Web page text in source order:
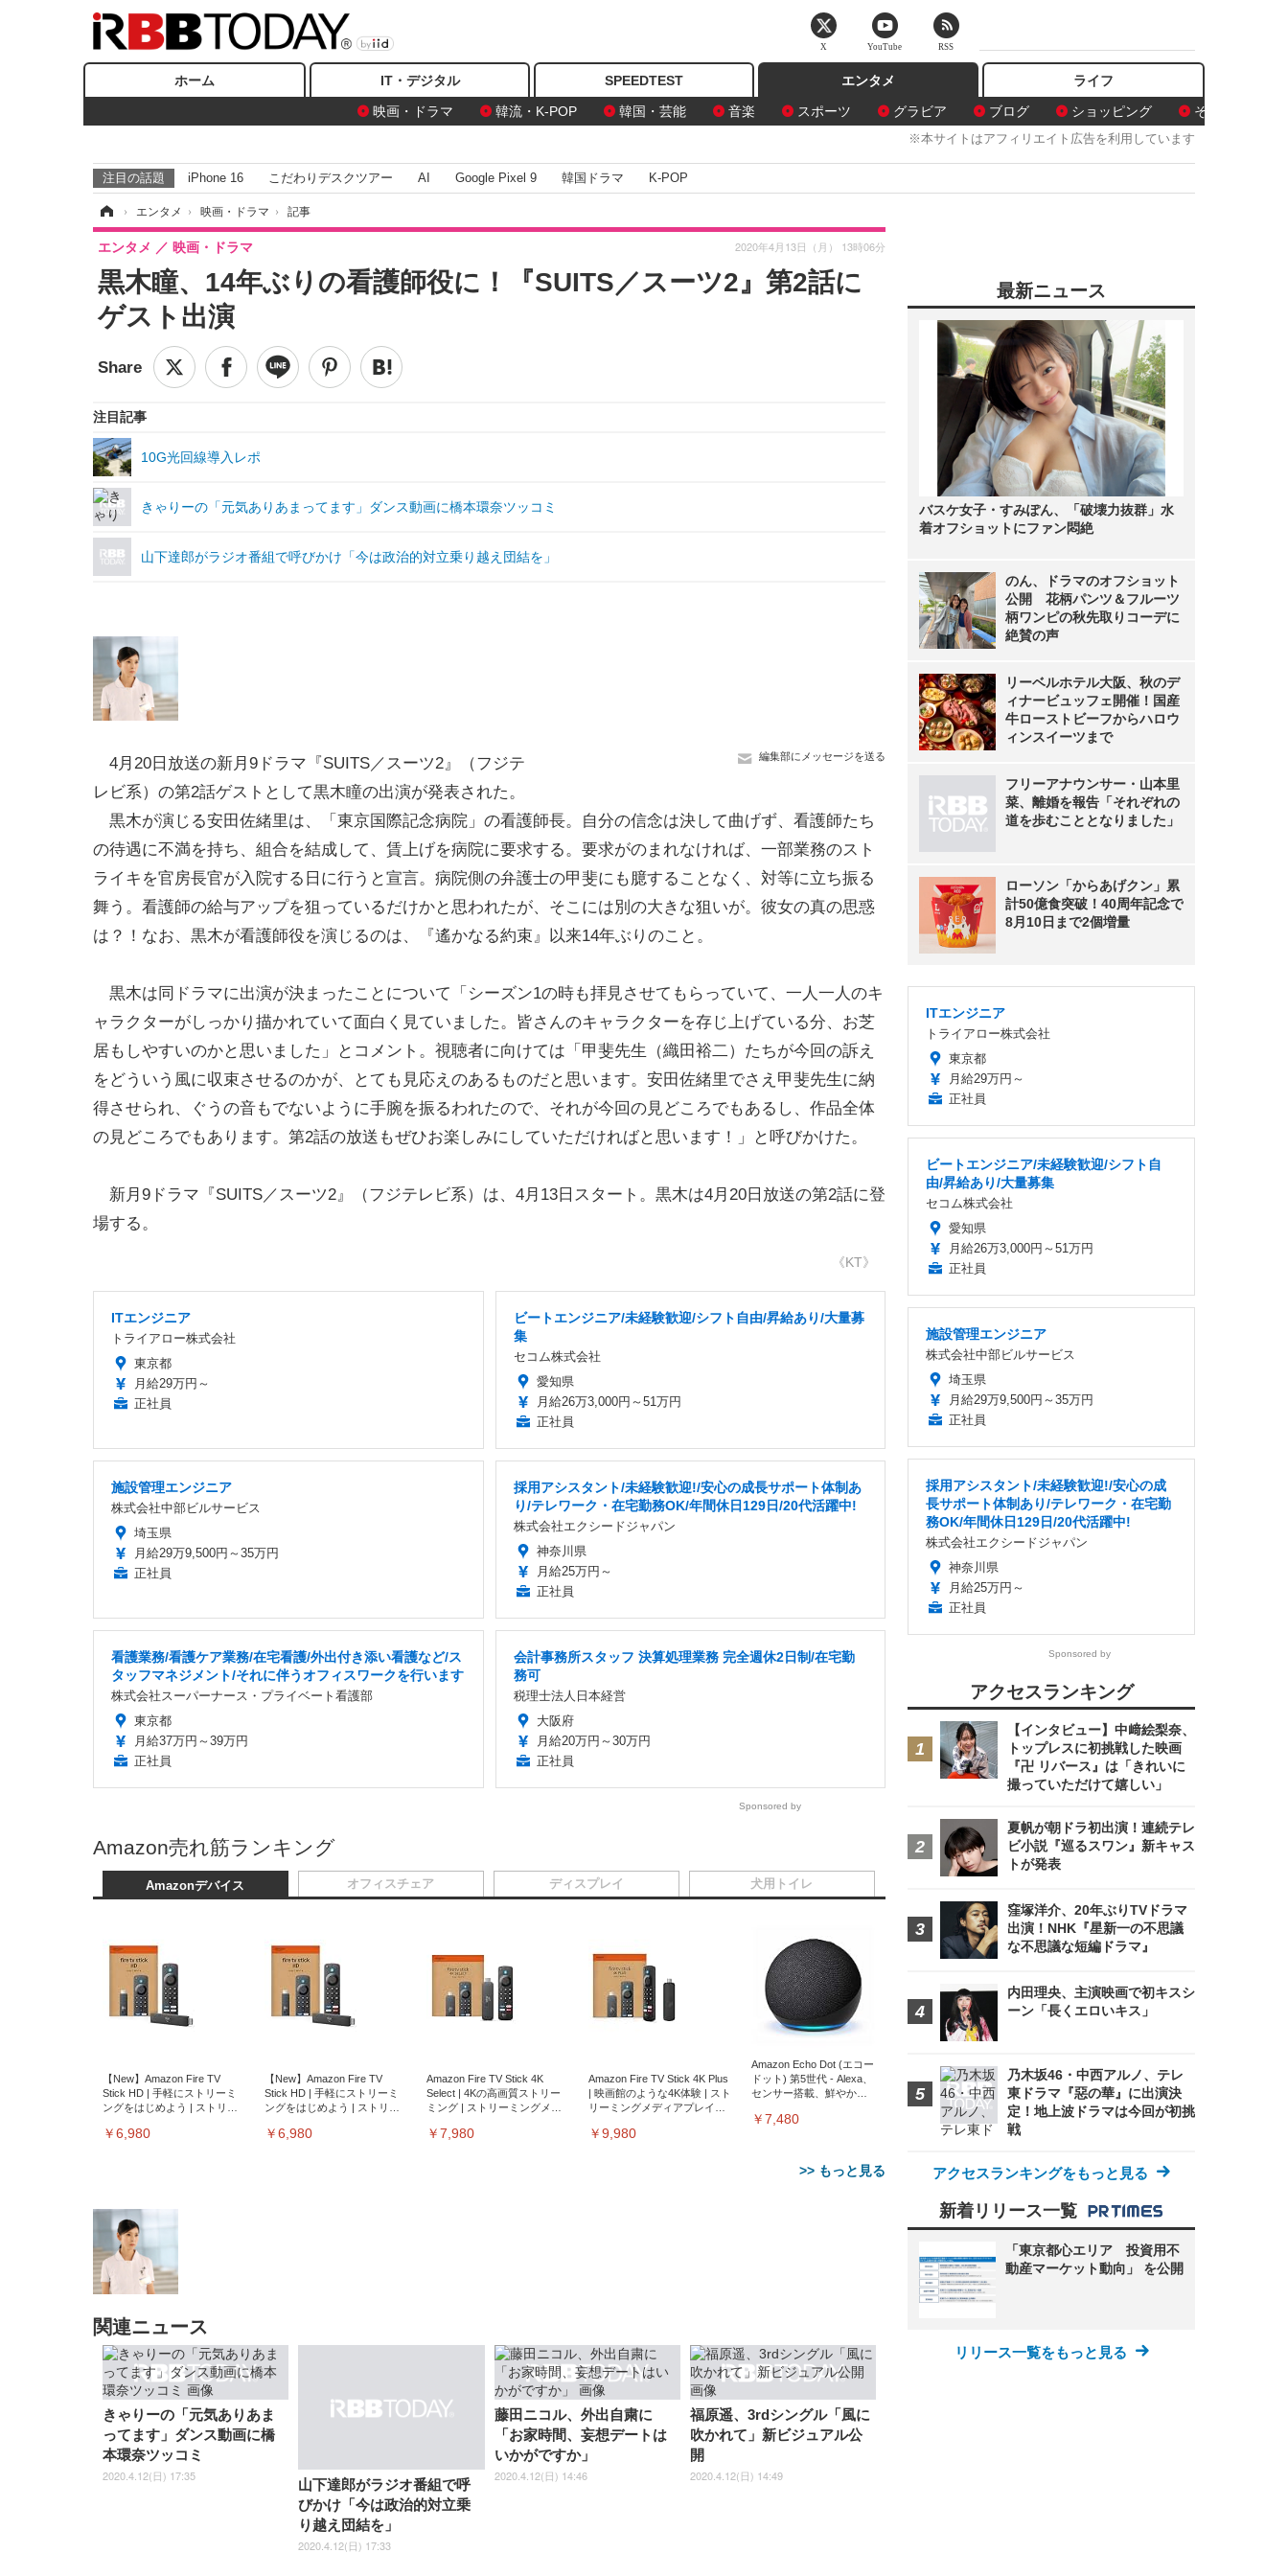
ホーム IT・デジタル SPEEDTEST
エンタメ
映画・ドラマ
韓流・K-POP 韓国・芸能 音楽 スポーツ グラビア ブログ ショッピング その他
ライフ
※本サイトはアフィリエイト広告を利用しています
注目の話題 iPhone 16 こだわりデスクツアー AI Google Pixel 9 韓国ドラマ K-POP
› エンタメ › 映画・ドラマ › 記事
黒木瞳、14年ぶりの看護師役に！『SUITS／スーツ2』第2話に
ゲスト出演
エンタメ 映画・ドラマ 2020年4月13日（月） 13時06分
注目記事
10G光回線導入レポ
きゃりーの「元気ありあまってます」ダンス動画に橋本環奈ツッコミ
山下達郎がラジオ番組で呼びかけ「今は政治的対立乗り越え団結を」
編集部にメッセージを送る
4月20日放送の新月9ドラマ『SUITS／スーツ2』（フジテ
レビ系）の第2話ゲストとして黒木瞳の出演が発表された。
黒木が演じる安田佐緒里は、「東京国際記念病院」の看護師長。自分の信念は決して曲げず、看護師たち
の待遇に不満を持ち、組合を結成して、賃上げを病院に要求する。要求がのまれなければ、一部業務のスト
ライキを官房長官が入院する日に行うと宣言。病院側の弁護士の甲斐にも臆することなく、対等に立ち振る
舞う。看護師の給与アップを狙っているだけかと思われたが、そこには別の大きな狙いが。彼女の真の思惑
は？！なお、黒木が看護師役を演じるのは、『遙かなる約束』以来14年ぶりのこと。
黒木は同ドラマに出演が決まったことについて「シーズン1の時も拝見させてもらっていて、一人一人のキ
ャラクターがしっかり描かれていて面白く見ていました。皆さんのキャラクターを存じ上げている分、お芝
居もしやすいのかと思いました」とコメント。視聴者に向けては「甲斐先生（織田裕二）たちが今回の訴え
をどういう風に収束させるのかが、とても見応えのあるものだと思います。安田佐緒里でさえ甲斐先生に納
得させられ、ぐうの音もでないように手腕を振るわれたので、それが今回の見どころでもあるし、作品全体
の見どころでもあります。第2話の放送もぜひお楽しみにしていただければと思います！」と呼びかけた。
新月9ドラマ『SUITS／スーツ2』（フジテレビ系）は、4月13日スタート。黒木は4月20日放送の第2話に登
場する。
《KT》
ITエンジニア
トライアロー株式会社
東京都
月給29万円～
正社員
ビートエンジニア/未経験歓迎/シフト自由/昇給あり/大量募
集
セコム株式会社
愛知県
月給26万3,000円～51万円
正社員
施設管理エンジニア
株式会社中部ビルサービス
埼玉県
月給29万9,500円～35万円
正社員
採用アシスタント/未経験歓迎!/安心の成長サポート体制あ
り/テレワーク・在宅勤務OK/年間休日129日/20代活躍中!
株式会社エクシードジャパン
神奈川県
月給25万円～
正社員
看護業務/看護ケア業務/在宅看護/外出付き添い看護など/ス
タッフマネジメント/それに伴うオフィスワークを行います
株式会社スーパーナース・プライベート看護部
東京都
月給37万円～39万円
正社員
会計事務所スタッフ 決算処理業務 完全週休2日制/在宅勤
務可
税理士法人日本経営
大阪府
月給20万円～30万円
正社員
Sponsored by
Amazon売れ筋ランキング
Amazonデバイス
【New】Amazon Fire TV
Stick HD | 手軽にストリーミ
ングをはじめよう | ストリー
￥6,980
【New】Amazon Fire TV
Stick HD | 手軽にストリーミ
ングをはじめよう | ストリー
￥6,980
Amazon Fire TV Stick 4K
Select | 4Kの高画質ストリー
ミング | ストリーミングメデ
￥7,980
Amazon Fire TV Stick 4K Plus
| 映画館のような4K体験 | スト
リーミングメディアプレイヤ
￥9,980
Amazon Echo Dot (エコー
ドット) 第5世代 - Alexa、
センサー搭載、鮮やかな
￥7,480
>> もっと見る
オフィスチェア
[EdoErgo] オフィスチェア 椅
子 テレワーク 疲れない 跳ね
上げ式アームレスト コンパク
ト 約105度ロッキング pc 事務
椅子 360度回転 座面昇降 強化
ナイロン樹脂ベース 通気性メ
ッシュ 在宅ワーク H-
WY01(黒網+黒枠+黒足)
￥5,699
SIHOO B100 オフィスチェア
／デスクチェア メッシュチェ
ク
￥27,999
Sezlife オフィスチェア デスク
チェア 疲れない テレワーク
チェア 強化バックレスト 30
度ロッキング機能 人間工学 椅
子 腰サポート 90度跳ね上げ
式アームレスト 3Dヘッドレス
ト ハンガー付き 高反発クッシ
ョン PCチェア 通気性メッシ
ュ ゲーミング/勉強/事務用 お
しゃれ パソコンチェア (ブラ
ック)
￥7,680
Sezlife オフィスチェア デスク
チェア 疲れない テレワーク
チェア 強化バックレスト 30度
ロッキング機能 人間工学 椅子
腰サポート 90度跳ね上げ式ア
ームレスト 3Dヘッドレスト
ハンガー付き 高反発クッショ
ン PCチェア 通気性メッシュ
ゲーミング/勉強/事務用 おし
￥7,680
ANDWINT オフィスチェ
ア デスクチェア 肘なし メ
ッシュ 通気性 ランバーサ
ス圧無段階昇降 360度回
転 キャスター付き コンパ
クト 幅52×奥行58.5×高さ
￥4,139
ディスプレイ
EIZO ビジネス向けプレミア
ムモニター | FlexScan
EV3240X-WT | 31.5型4K
UHD・USB Type-C・ホワイ
ト
￥105,595
EIZO ビジネス向けプレミア
ムモニター | FlexScan
EV2740X-WT | 27.0型4K
￥109,572
【純正品】27"ゲーミングモ
ニター DualSense 充電フッ
ク付き（CFI-ZDM1J）
￥49,979
【整備済み品】Dell
E2724HS 27インチ 液晶モ
ニター フル
HD（1920×1080）VA 非光
沢 HDMI/DisplayPort/VGA
スピーカー内蔵 高さ調整 ス
イベル VESA対応
ComfortView ビジネス向け
￥15,800
【MiniLED/24.5inch/280Hz/FHD】
GRAPHT THE SHOOTER
Gaming Monitor 24” Essential ゲ
1ms FHD 量子ドット 残像低減 (3
年保証 | 輝点保証 | 日本メーカー)
￥34,980
犬用トイレ
Amazonベーシック ペットシ
ーツ 薄型 レギュラー 1回使い
捨て 無香料 ホワイト 300枚
￥3,373
Amazonベーシック ペットシ
ーツ 厚型 ワイド 42枚x2袋(84
ルー)
￥3,234
ネオ・ルーライフ ネオ・オム
ツ L 中型犬用 26枚入り 単品
￥1,800
Smart Basic(スマートベーシ
ック) 【Amazon.co.jp限定】
Smart Basic アイリスオーヤマ
ペットシーツ 超厚型 お徳用
ワイド 100枚入 (x 1) (ケース
販売)
￥3,670
アイリスオーヤマ ペット
シーツ 超厚型 お徳用 レギ
ュラー 200枚入
￥3,731
関連ニュース
きゃりーの「元気ありあま
ってます」ダンス動画に橋
本環奈ツッコミ
2020.4.12(日) 17:35
山下達郎がラジオ番組で呼
びかけ「今は政治的対立乗
り越え団結を」
2020.4.12(日) 17:33
藤田ニコル、外出自粛に
「お家時間、妄想デートは
いかがですか」
2020.4.12(日) 14:46
福原遥、3rdシングル「風に
吹かれて」新ビジュアル公
開
2020.4.12(日) 14:49
最新ニュース
バスケ女子・すみぽん、「破壊力抜群」水
着オフショットにファン悶絶
のん、ドラマのオフショット
公開 花柄パンツ＆フルーツ
柄ワンピの秋先取りコーデに
絶賛の声
リーベルホテル大阪、秋のデ
ィナービュッフェ開催！国産
牛ローストビーフからハロウ
ィンスイーツまで
フリーアナウンサー・山本里
菜、離婚を報告「それぞれの
道を歩むこととなりました」
ローソン「からあげクン」累
計50億食突破！40周年記念で
8月10日まで2個増量
ITエンジニア
トライアロー株式会社
東京都
月給29万円～
正社員
ビートエンジニア/未経験歓迎/シフト自
由/昇給あり/大量募集
セコム株式会社
愛知県
月給26万3,000円～51万円
正社員
施設管理エンジニア
株式会社中部ビルサービス
埼玉県
月給29万9,500円～35万円
正社員
採用アシスタント/未経験歓迎!/安心の成
長サポート体制あり/テレワーク・在宅勤
務OK/年間休日129日/20代活躍中!
株式会社エクシードジャパン
神奈川県
月給25万円～
正社員
Sponsored by
アクセスランキング
【インタビュー】中﨑絵梨奈、
トップレスに初挑戦した映画
『卍 リバース』は「きれいに
撮っていただけて嬉しい」
夏帆が朝ドラ初出演！連続テレ
ビ小説『巡るスワン』新キャス
トが発表
窪塚洋介、20年ぶりTVドラマ
出演！NHK『星新一の不思議
な不思議な短編ドラマ』
内田理央、主演映画で初キスシ
ーン「長くエロいキス」
乃木坂46・中西アルノ、テレ
東ドラマ『惡の華』に出演決
定！地上波ドラマは今回が初挑
戦
アクセスランキングをもっと見る
新着リリース一覧
「東京都心エリア 投資用不
動産マーケット動向」 を公開
リリース一覧をもっと見る
X YouTube RSS